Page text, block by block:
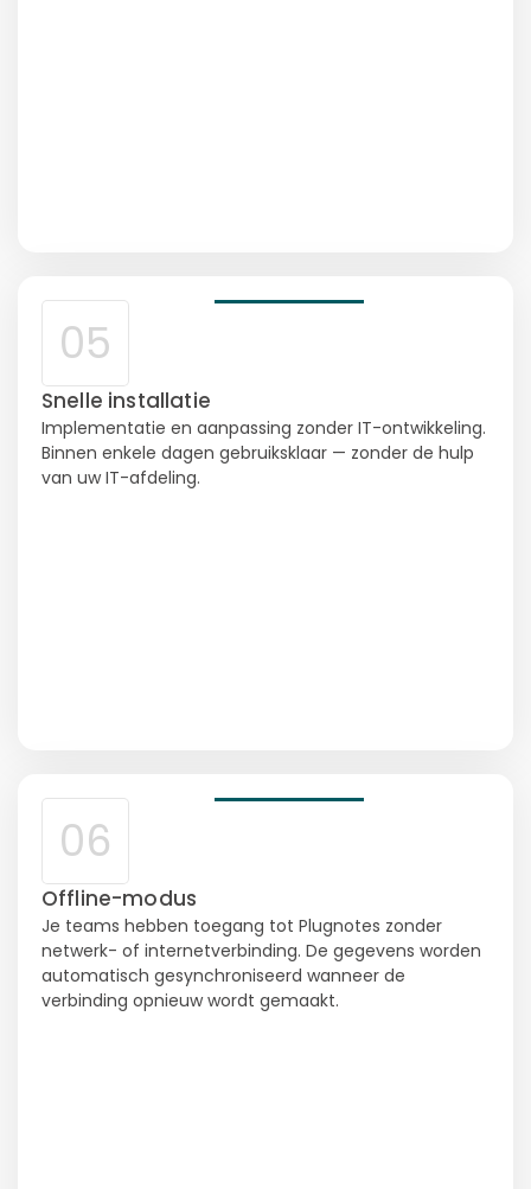
05
Snelle installatie
Implementatie en aanpassing zonder IT-ontwikkeling.
Binnen enkele dagen gebruiksklaar — zonder de hulp
van uw IT-afdeling.
06
Offline-modus
Je teams hebben toegang tot Plugnotes zonder
netwerk- of internetverbinding. De gegevens worden
automatisch gesynchroniseerd wanneer de
verbinding opnieuw wordt gemaakt.